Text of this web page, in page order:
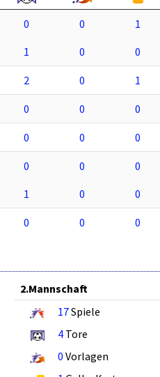
0 0 1
1 0 0
2 0 1
0 0 0
0 0 0
0 0 0
1 0 0
0 0 0
2.Mannschaft
17Spiele
4Tore
0 Vorlagen